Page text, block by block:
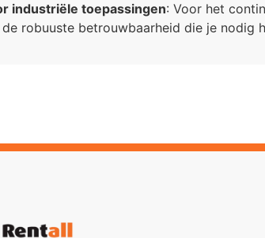
industriële toepassingen: Voor het
de robuuste betrouwbaarheid die je nodig